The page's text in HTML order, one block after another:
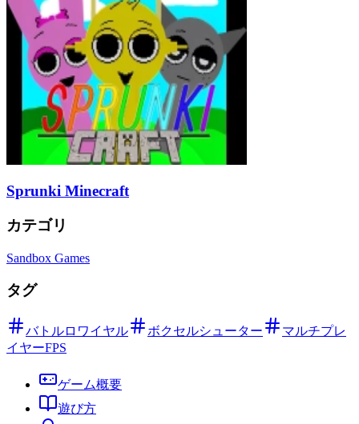
Sprunki Minecraft
カテゴリ
Sandbox Games
タグ
バトルロワイヤル ボクセルシューター
マルチプレ
イヤーFPS
ゲーム概要
遊び方